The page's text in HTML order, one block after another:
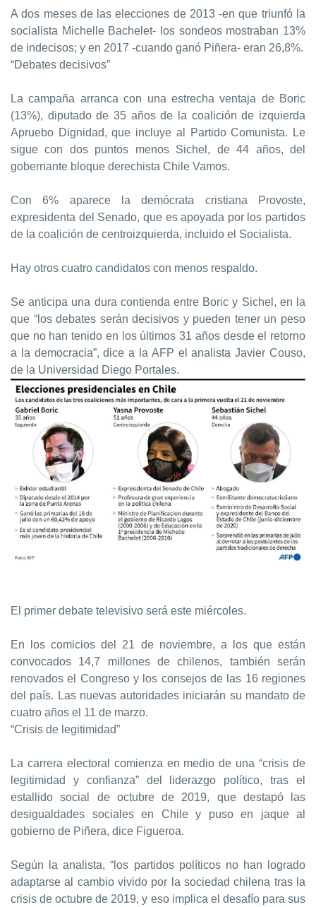
A dos meses de las elecciones de 2013 -en que triunfó la
socialista Michelle Bachelet- los sondeos mostraban 13%
de indecisos; y en 2017 -cuando ganó Piñera- eran 26,8%.
“Debates decisivos”
La campaña arranca con una estrecha ventaja de Boric
(13%), diputado de 35 años de la coalición de izquierda
Apruebo Dignidad, que incluye al Partido Comunista. Le
sigue con dos puntos menos Sichel, de 44 años, del
gobernante bloque derechista Chile Vamos.
Con 6% aparece la demócrata cristiana Provoste,
expresidenta del Senado, que es apoyada por los partidos
de la coalición de centroizquierda, incluido el Socialista.
Hay otros cuatro candidatos con menos respaldo.
Se anticipa una dura contienda entre Boric y Sichel, en la
que “los debates serán decisivos y pueden tener un peso
que no han tenido en los últimos 31 años desde el retorno
a la democracia”, dice a la AFP el analista Javier Couso,
de la Universidad Diego Portales.
El primer debate televisivo será este miércoles.
En los comicios del 21 de noviembre, a los que están
convocados 14,7 millones de chilenos, también serán
renovados el Congreso y los consejos de las 16 regiones
del país. Las nuevas autoridades iniciarán su mandato de
cuatro años el 11 de marzo.
“Crisis de legitimidad”
La carrera electoral comienza en medio de una “crisis de
legitimidad y confianza” del liderazgo político, tras el
estallido social de octubre de 2019, que destapó las
desigualdades sociales en Chile y puso en jaque al
gobierno de Piñera, dice Figueroa.
Según la analista, “los partidos políticos no han logrado
adaptarse al cambio vivido por la sociedad chilena tras la
crisis de octubre de 2019, y eso implica el desafío para sus